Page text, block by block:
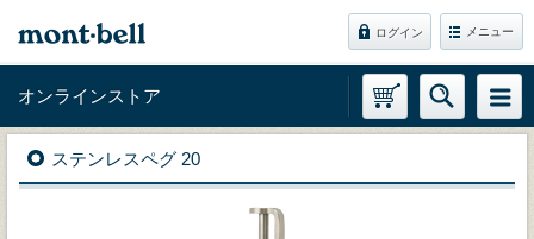
ログイン メニュー
オンラインストア
ステンレスペグ 20